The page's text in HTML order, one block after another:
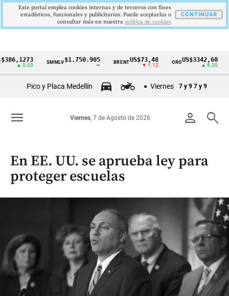
Cintillo
Colombia
▲ 0.03
SMMLV$1.750.905 BRENT US$73,48
▼ 1.12
ORO US$3342,60
Pico y Placa Medellín Viernes 7 y 9 7 y 9
person search
Viernes, 7 de Agosto de 2026
menu
En EE. UU. se aprueba ley para
proteger escuelas
Este portal emplea cookies internas y de terceros con fines
estadísticos, funcionales y publicitarios. Puede aceptarlas o
consultar más en nuestra politica de cookies
CONTINUAR